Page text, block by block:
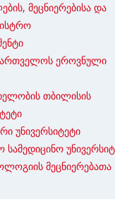
მეცნიერებისა და
ეროვნული
თბილისის
უნივერსიტეტი
მეცნიერებათა